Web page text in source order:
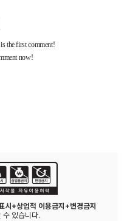
시+상업적 이용금지+변경금지
수 있습니다.